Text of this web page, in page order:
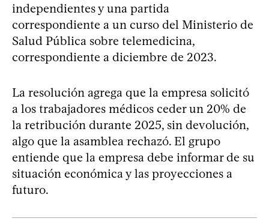
independientes y una partida
correspondiente a un curso del Ministerio de
Salud Pública sobre telemedicina,
correspondiente a diciembre de 2023.
La resolución agrega que la empresa solicitó
a los trabajadores médicos ceder un 20% de
la retribución durante 2025, sin devolución,
algo que la asamblea rechazó. El grupo
entiende que la empresa debe informar de su
situación económica y las proyecciones a
futuro.